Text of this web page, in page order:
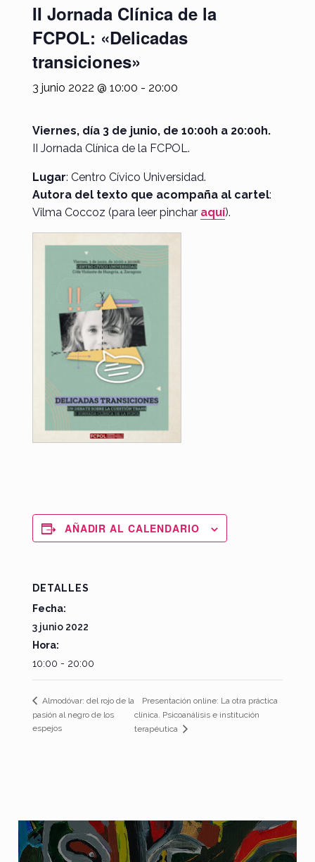
II Jornada Clínica de la
FCPOL: «Delicadas
transiciones»
3 junio 2022 @ 10:00 - 20:00
Viernes, día 3 de junio, de 10:00h a 20:00h.
II Jornada Clínica de la FCPOL.
Lugar: Centro Cívico Universidad.
Autora del texto que acompaña al cartel:
Vilma Coccoz (para leer pinchar aquí).
AÑADIR AL CALENDARIO
DETALLES
Fecha:
3 junio 2022
Hora:
10:00 - 20:00
Almodóvar: del rojo de la
pasión al negro de los
espejos
Presentación online: La otra práctica
clínica. Psicoanálisis e institución
terapéutica